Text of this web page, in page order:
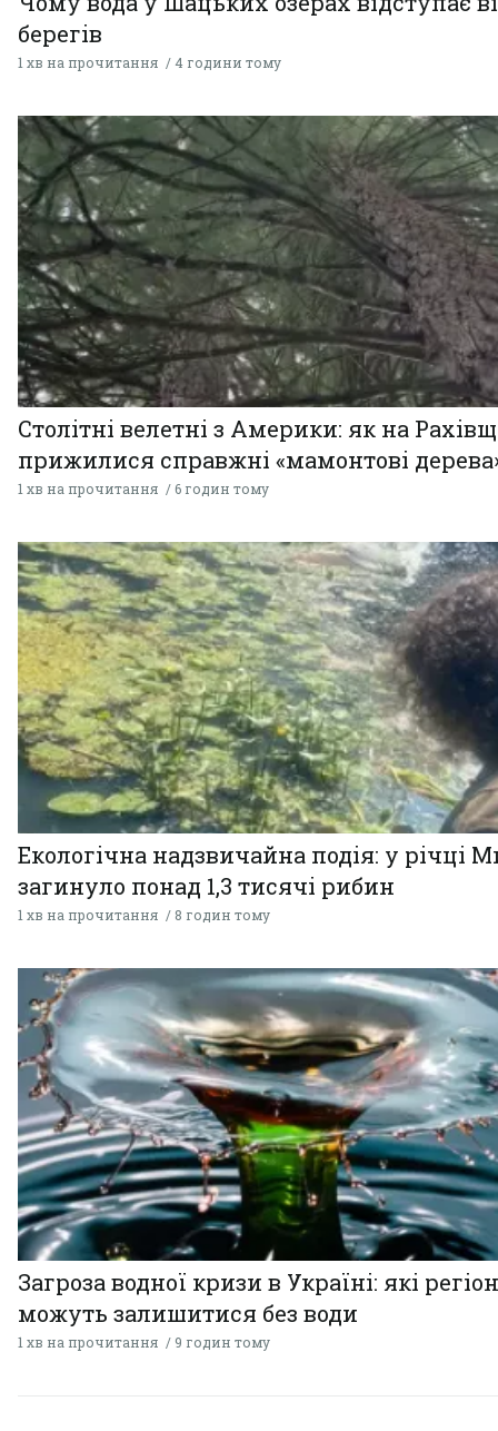
берегів
1 хв на прочитання 4 години тому
Столітні велетні з Америки: як на
прижилися справжні «мамонтові
1 хв на прочитання 6 годин тому
Екологічна надзвичайна подія: у річці
загинуло понад 1,3 тисячі рибин
1 хв на прочитання 8 годин тому
Загроза водної кризи в Україні: які
можуть залишитися без води
1 хв на прочитання 9 годин тому